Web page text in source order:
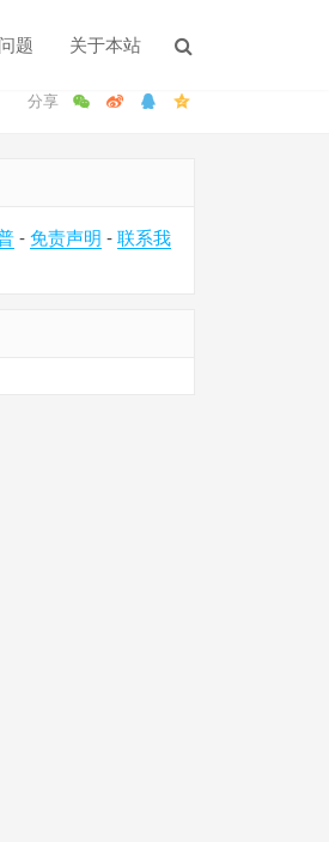
题 关于本站
- 免责声明 - 联系我